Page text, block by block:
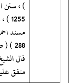
288 ) ( صحیح ) »
قال
متفق